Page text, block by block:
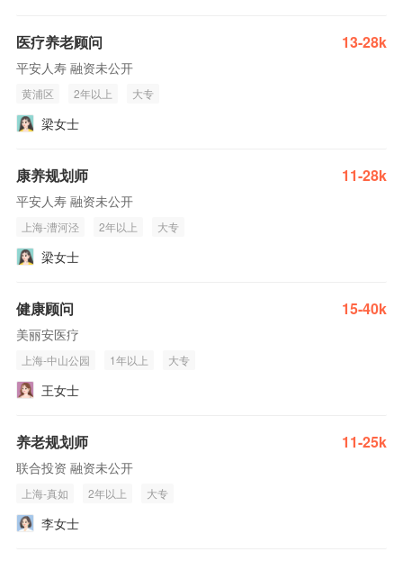
医疗养老顾问 13-28k
平安人寿 融资未公开
黄浦区 2年以上 大专
梁女士
康养规划师 11-28k
平安人寿 融资未公开
上海-漕河泾 2年以上 大专
梁女士
健康顾问 15-40k
美丽安医疗
上海-中山公园 1年以上 大专
王女士
养老规划师 11-25k
联合投资 融资未公开
上海-真如 2年以上 大专
李女士